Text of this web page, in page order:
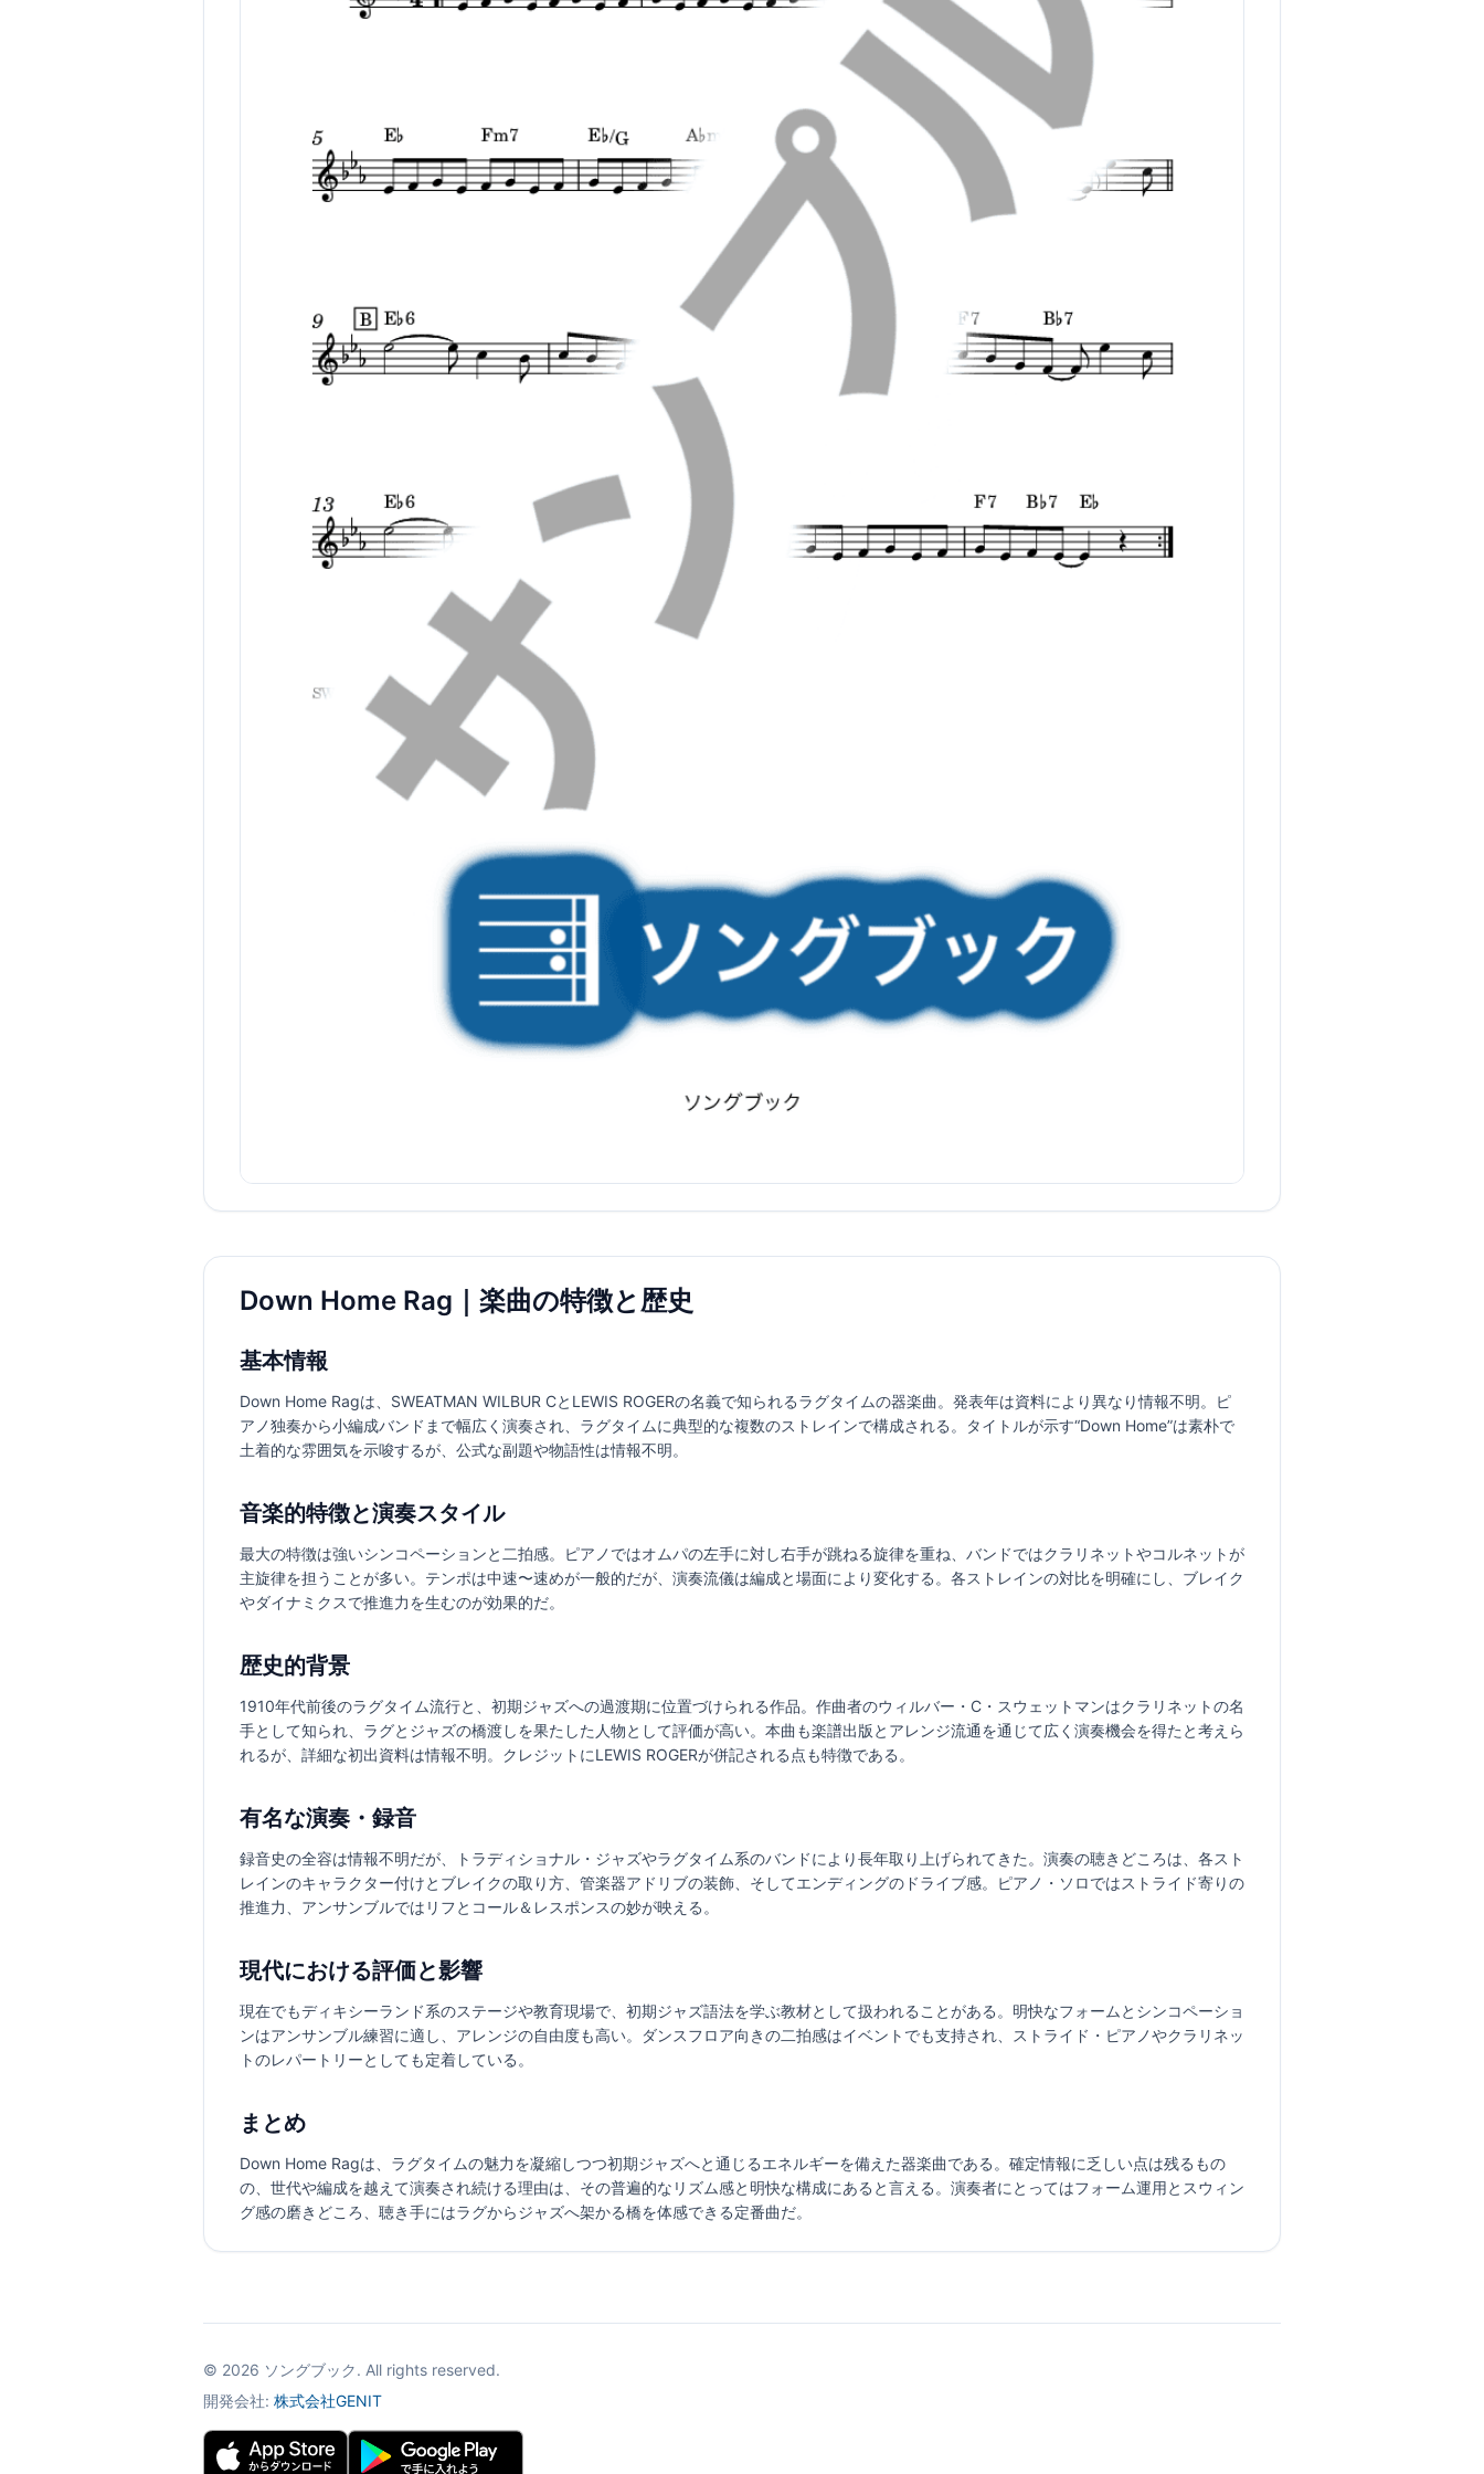
Down Home Rag｜楽曲の特徴と歴史
基本情報
Down Home Ragは、SWEATMAN WILBUR CとLEWIS ROGERの名義で知られるラグタイムの器楽曲。発表年は資料により異なり情報不明。ピ
アノ独奏から小編成バンドまで幅広く演奏され、ラグタイムに典型的な複数のストレインで構成される。タイトルが示す“Down Home”は素朴で
土着的な雰囲気を示唆するが、公式な副題や物語性は情報不明。
音楽的特徴と演奏スタイル
最大の特徴は強いシンコペーションと二拍感。ピアノではオムパの左手に対し右手が跳ねる旋律を重ね、バンドではクラリネットやコルネットが
主旋律を担うことが多い。テンポは中速〜速めが一般的だが、演奏流儀は編成と場面により変化する。各ストレインの対比を明確にし、ブレイク
やダイナミクスで推進力を生むのが効果的だ。
歴史的背景
1910年代前後のラグタイム流行と、初期ジャズへの過渡期に位置づけられる作品。作曲者のウィルバー・C・スウェットマンはクラリネットの名
手として知られ、ラグとジャズの橋渡しを果たした人物として評価が高い。本曲も楽譜出版とアレンジ流通を通じて広く演奏機会を得たと考えら
れるが、詳細な初出資料は情報不明。クレジットにLEWIS ROGERが併記される点も特徴である。
有名な演奏・録音
録音史の全容は情報不明だが、トラディショナル・ジャズやラグタイム系のバンドにより長年取り上げられてきた。演奏の聴きどころは、各スト
レインのキャラクター付けとブレイクの取り方、管楽器アドリブの装飾、そしてエンディングのドライブ感。ピアノ・ソロではストライド寄りの
推進力、アンサンブルではリフとコール＆レスポンスの妙が映える。
現代における評価と影響
現在でもディキシーランド系のステージや教育現場で、初期ジャズ語法を学ぶ教材として扱われることがある。明快なフォームとシンコペーショ
ンはアンサンブル練習に適し、アレンジの自由度も高い。ダンスフロア向きの二拍感はイベントでも支持され、ストライド・ピアノやクラリネッ
トのレパートリーとしても定着している。
まとめ
Down Home Ragは、ラグタイムの魅力を凝縮しつつ初期ジャズへと通じるエネルギーを備えた器楽曲である。確定情報に乏しい点は残るもの
の、世代や編成を越えて演奏され続ける理由は、その普遍的なリズム感と明快な構成にあると言える。演奏者にとってはフォーム運用とスウィン
グ感の磨きどころ、聴き手にはラグからジャズへ架かる橋を体感できる定番曲だ。
© 2026 ソングブック. All rights reserved.
開発会社: 株式会社GENIT